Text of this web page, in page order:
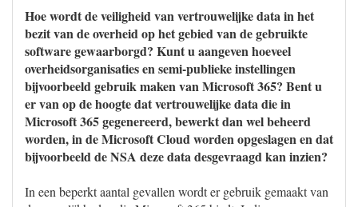
Hoe wordt de veiligheid van vertrouwelijke data in het
bezit van de overheid op het gebied van de gebruikte
software gewaarborgd? Kunt u aangeven hoeveel
overheidsorganisaties en semi-publieke instellingen
bijvoorbeeld gebruik maken van Microsoft 365? Bent u
er van op de hoogte dat vertrouwelijke data die in
Microsoft 365 gegenereerd, bewerkt dan wel beheerd
worden, in de Microsoft Cloud worden opgeslagen en dat
bijvoorbeeld de NSA deze data desgevraagd kan inzien?
In een beperkt aantal gevallen wordt er gebruik gemaakt van